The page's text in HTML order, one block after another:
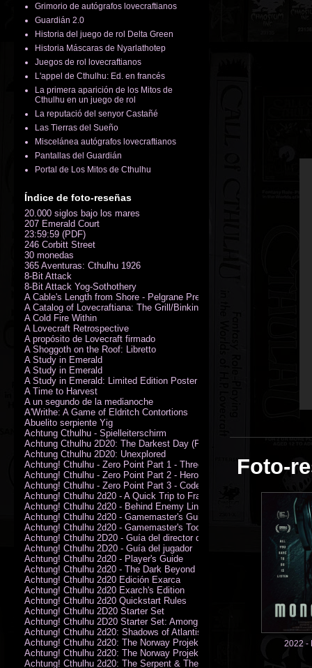
Foto-
2022 -
Grimorio de autógrafos lovecraftianos
Guardián 2.0
Historia del juego de rol Delta Green
Historia Máscaras de Nyarlathotep
Juegos de rol lovecraftianos
L'appel de Cthulhu: Ed. en francés
La primera aparición de los Mitos de
Cthulhu en un juego de rol
La reputació del senyor Castañé
Las Tierras del Sueño
Miscelánea autógrafos lovecraftianos
Pantallas del Guardián
Portal de Los Mitos de Cthulhu
Índice de foto-reseñas
20.000 siglos bajo los mares
207 Emerald Court
23:59:59 (PDF)
246 Corbitt Street
30 monedas
365 Aventuras: Cthulhu 1926
8-Bit Attack
8-Bit Attack Yog-Sothothery
A Cable's Length from Shore - Pelgrane Press' FreeRPG 2018 (PDF)
A Catalog of Lovecraftiana: The Grill/Binkin Collection
A Cold Fire Within
A Lovecraft Retrospective
A propósito de Lovecraft firmado
A Shoggoth on the Roof: Libretto
A Study in Emerald
A Study in Emerald
A Study in Emerald: Limited Edition Poster (Neil Gaiman)
A Time to Harvest
A un segundo de la medianoche
A'Writhe: A Game of Eldritch Contortions
Abuelito serpiente Yig
Achtung Cthulhu - Spielleiterschirm
Achtung Cthulhu 2D20: The Darkest Day (PDF)
Achtung Cthulhu 2D20: Unexplored
Achtung! Cthulhu - Zero Point Part 1 - Three Kings
Achtung! Cthulhu - Zero Point Part 2 - Heroes of the Sea
Achtung! Cthulhu - Zero Point Part 3 - Code of Honour (PDF)
Achtung! Cthulhu 2d20 - A Quick Trip to France (PDF)
Achtung! Cthulhu 2d20 - Behind Enemy Lines
Achtung! Cthulhu 2d20 - Gamemaster's Guide
Achtung! Cthulhu 2d20 - Gamemaster's Toolkit
Achtung! Cthulhu 2D20 - Guía del director de juego
Achtung! Cthulhu 2D20 - Guía del jugador
Achtung! Cthulhu 2d20 - Player's Guide
Achtung! Cthulhu 2d20 - The Dark Beyond
Achtung! Cthulhu 2d20 Edición Exarca
Achtung! Cthulhu 2d20 Exarch's Edition
Achtung! Cthulhu 2d20 Quickstart Rules
Achtung! Cthulhu 2D20 Starter Set
Achtung! Cthulhu 2D20 Starter Set: Among the Wolves (PDF)
Achtung! Cthulhu 2d20: Shadows of Atlantis
Achtung! Cthulhu 2d20: The Norway Projekt
Achtung! Cthulhu 2d20: The Norway Projekt (PDF)
Achtung! Cthulhu 2d20: The Serpent & The Sands